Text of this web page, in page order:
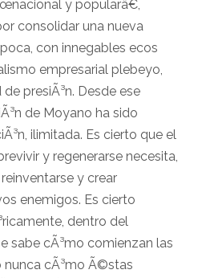
y popularâ€,
consolidar una nueva
con innegables ecos
empresarial plebeyo,
presiÃ³n. Desde ese
de Moyano ha sido
ilimitada. Es cierto que el
y regenerarse necesita,
y crear
enemigos. Es cierto
dentro del
sabe cÃ³mo comienzan las
nunca cÃ³mo Ã©stas